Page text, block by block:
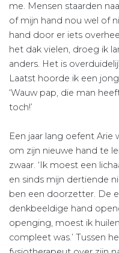
me. Mensen staarden
of mijn hand nou wel of
hand door er iets
het dak vielen, droeg ik
anders. Het is
Laatst hoorde ik een
‘Wauw pap, die man
toch!’
Een jaar lang oefent
om zijn nieuwe hand te
zwaar. ‘Ik moest een
en sinds mijn dertiende
ben een doorzetter. De
denkbeeldige hand
openging, moest ik
compleet was.’ Tussen